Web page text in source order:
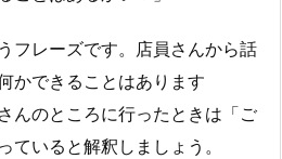
フレーズです。店員さんから話
かできることはあります
んのところに行ったときは「ご
ていると解釈しましょう。